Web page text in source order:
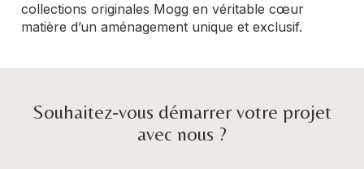
collections originales Mogg en véritable cœur
matière d’un aménagement unique et exclusif.
Souhaitez-vous démarrer votre projet
avec nous ?